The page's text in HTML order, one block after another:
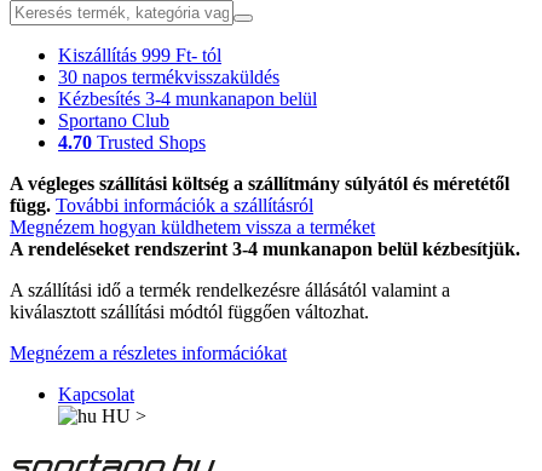
Kiszállítás 999 Ft- tól
30 napos termékvisszaküldés
Kézbesítés 3-4 munkanapon belül
Sportano Club
4.70 Trusted Shops
A végleges szállítási költség a szállítmány súlyától és méretétől
függ. További információk a szállításról
Megnézem hogyan küldhetem vissza a terméket
A rendeléseket rendszerint 3-4 munkanapon belül kézbesítjük.
A szállítási idő a termék rendelkezésre állásától valamint a
kiválasztott szállítási módtól függően változhat.
Megnézem a részletes információkat
Kapcsolat
HU >